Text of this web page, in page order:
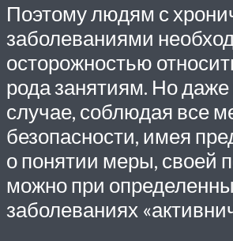
Поэтому людям с
заболеваниями
осторожностью
рода занятиям. Но даже
случае, соблюдая все
безопасности, имея
о понятии меры, своей
можно при
заболеваниях